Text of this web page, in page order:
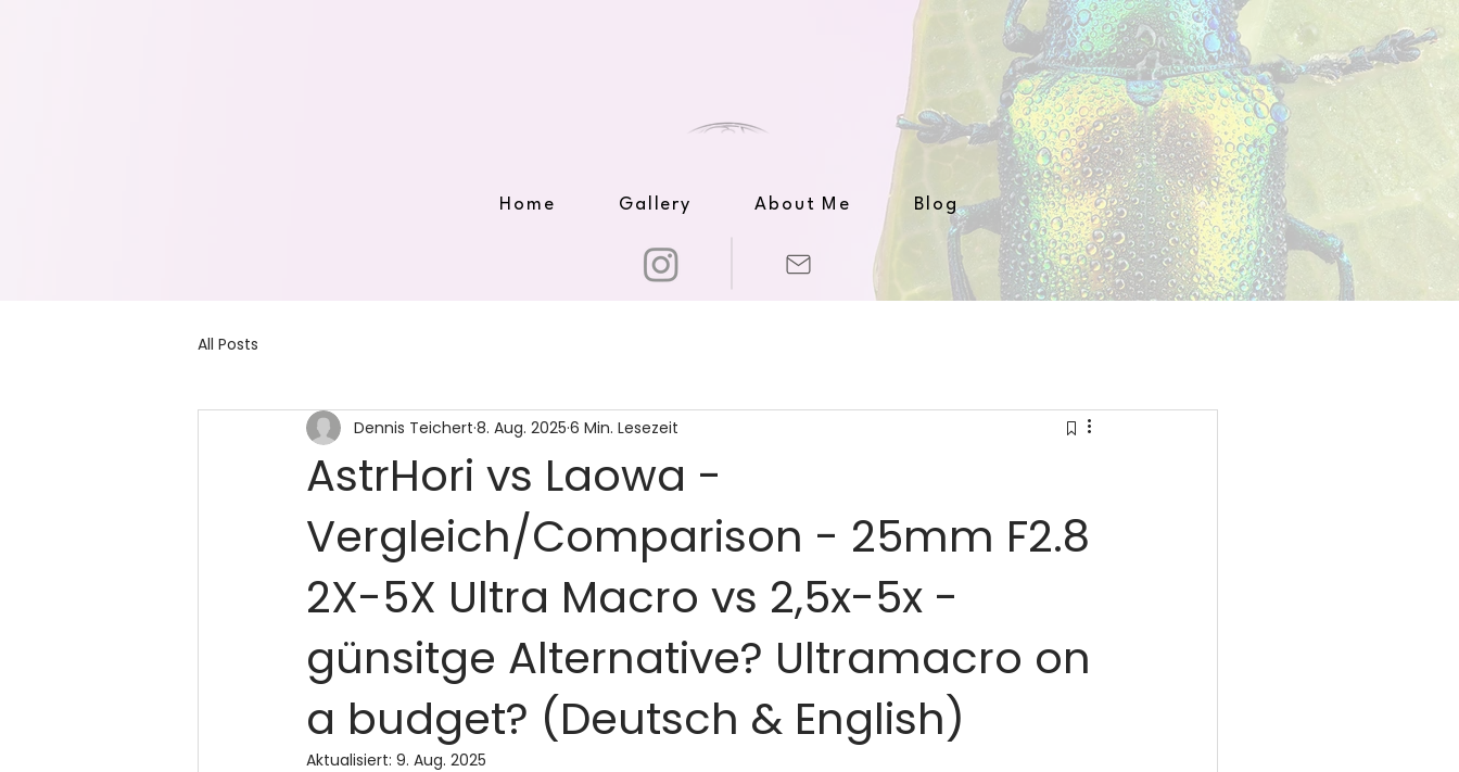
Home Gallery About Me Blog
All Posts
AstrHori vs Laowa -
Vergleich/Comparison - 25mm F2.8
2X-5X Ultra Macro vs 2,5x-5x -
günsitge Alternative? Ultramacro on
a budget? (Deutsch & English)
Dennis Teichert 8. Aug. 2025 6 Min. Lesezeit
Aktualisiert: 9. Aug. 2025